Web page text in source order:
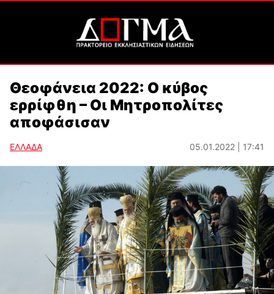
Θεοφάνεια 2022: Ο κύβος
ερρίφθη – Οι Μητροπολίτες
αποφάσισαν
ΕΛΛΑΔΑ 05.01.2022 | 17:41